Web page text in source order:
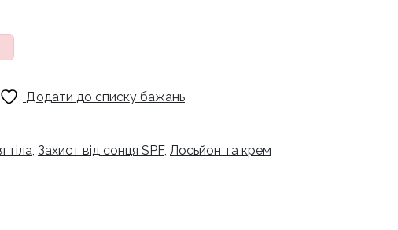
Додати до списку бажань
тіла, Захист від сонця SPF, Лосьйон та крем